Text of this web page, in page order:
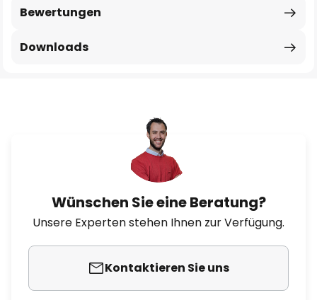
Bewertungen
Downloads
Wünschen Sie eine Beratung?
Unsere Experten stehen Ihnen zur Verfügung.
Kontaktieren Sie uns